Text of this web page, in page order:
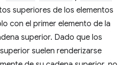
superiores de los elementos
con el primer elemento de la
superior. Dado que los
suelen renderizarse